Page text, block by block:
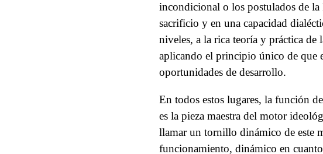
incondicional o los postulados de
sacrificio y en una capacidad
niveles, a la rica teoría y práctica de
aplicando el principio único de que
oportunidades de desarrollo.
En todos estos lugares, la función
es la pieza maestra del motor
llamar un tornillo dinámico de este
funcionamiento, dinámico en